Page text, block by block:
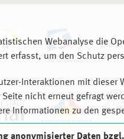
Webanalyse die
erfasst, um den Schutz
Interaktionen mit
nicht erneut gefragt
Informationen zu den
anonymisierter Daten